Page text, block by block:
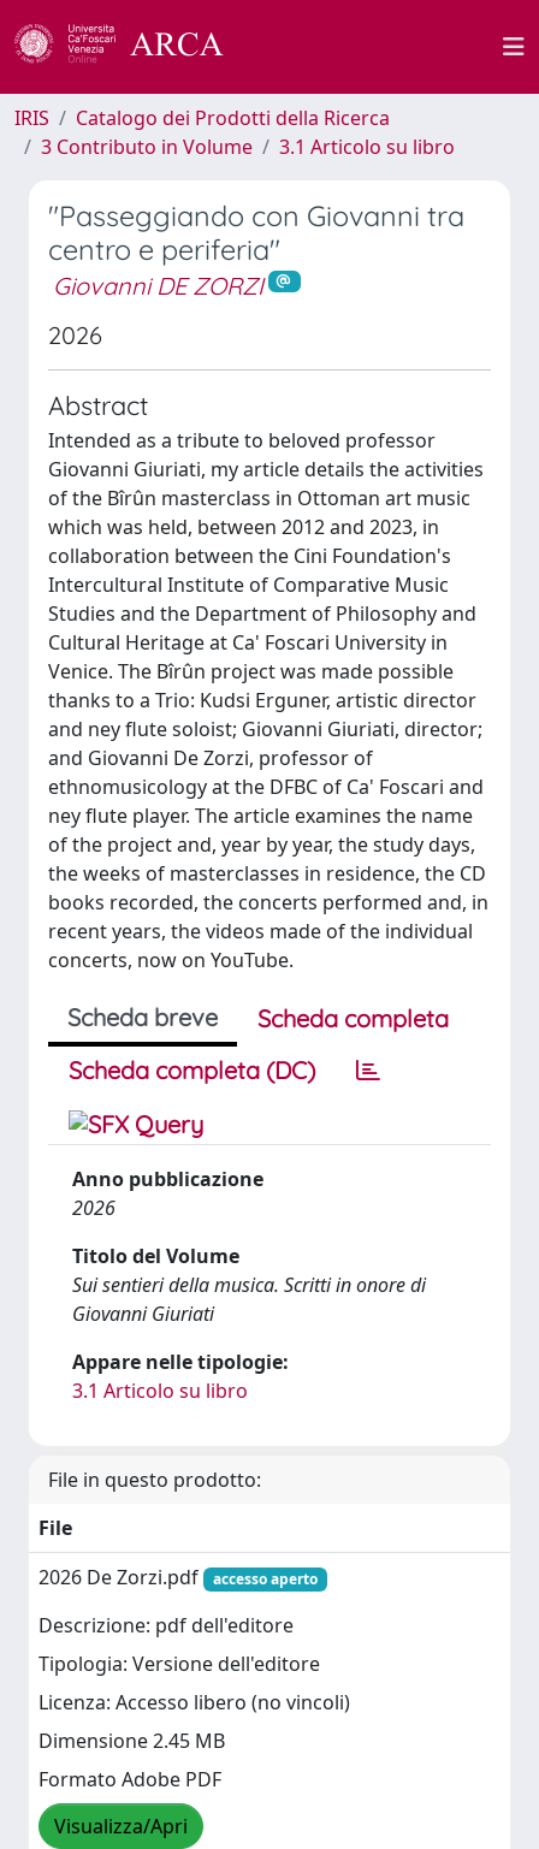
IRIS
Catalogo dei Prodotti della Ricerca
3 Contributo in Volume
3.1 Articolo su libro
"Passeggiando con Giovanni tra
centro e periferia"
Giovanni DE ZORZI
2026
Abstract
Intended as a tribute to beloved professor
Giovanni Giuriati, my article details the activities
of the Bîrûn masterclass in Ottoman art music
which was held, between 2012 and 2023, in
collaboration between the Cini Foundation's
Intercultural Institute of Comparative Music
Studies and the Department of Philosophy and
Cultural Heritage at Ca' Foscari University in
Venice. The Bîrûn project was made possible
thanks to a Trio: Kudsi Erguner, artistic director
and ney flute soloist; Giovanni Giuriati, director;
and Giovanni De Zorzi, professor of
ethnomusicology at the DFBC of Ca' Foscari and
ney flute player. The article examines the name
of the project and, year by year, the study days,
the weeks of masterclasses in residence, the CD
books recorded, the concerts performed and, in
recent years, the videos made of the individual
concerts, now on YouTube.
Scheda breve
Scheda completa
Scheda completa (DC)
Anno pubblicazione
2026
Titolo del Volume
Sui sentieri della musica. Scritti in onore di
Giovanni Giuriati
Appare nelle tipologie:
3.1 Articolo su libro
File in questo prodotto:
File
2026 De Zorzi.pdf
accesso aperto
Descrizione: pdf dell'editore
Tipologia: Versione dell'editore
Licenza: Accesso libero (no vincoli)
Dimensione 2.45 MB
Formato Adobe PDF
Visualizza/Apri